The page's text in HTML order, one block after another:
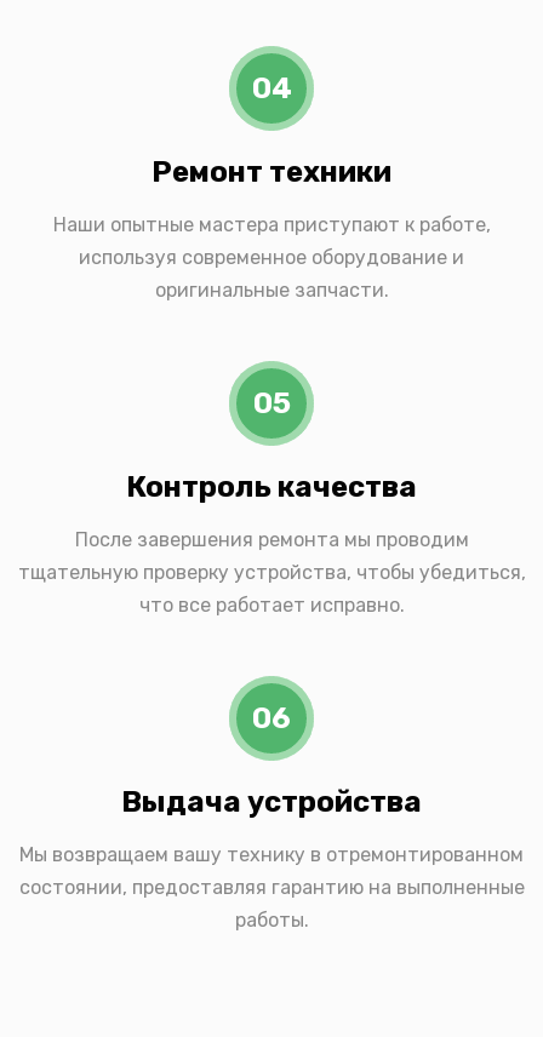
04
Ремонт техники
Наши опытные мастера приступают к работе,
используя современное оборудование и
оригинальные запчасти.
05
Контроль качества
После завершения ремонта мы проводим
тщательную проверку устройства, чтобы убедиться,
что все работает исправно.
06
Выдача устройства
Мы возвращаем вашу технику в отремонтированном
состоянии, предоставляя гарантию на выполненные
работы.